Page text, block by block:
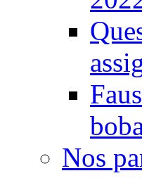
Nos